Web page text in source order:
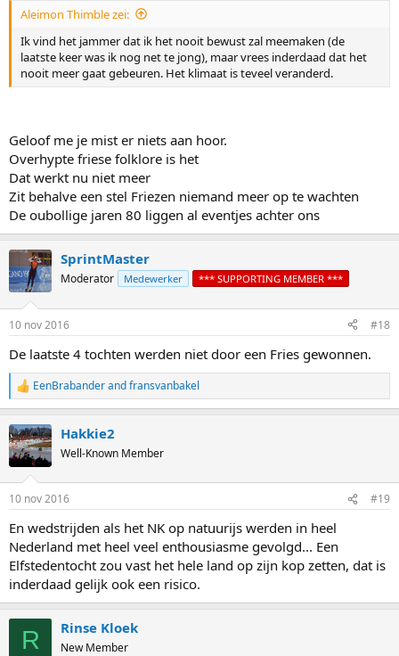
Aleimon Thimble zei:
Ik vind het jammer dat ik het nooit bewust zal meemaken (de
laatste keer was ik nog net te jong), maar vrees inderdaad dat het
nooit meer gaat gebeuren. Het klimaat is teveel veranderd.
Geloof me je mist er niets aan hoor.
Overhypte friese folklore is het
Dat werkt nu niet meer
Zit behalve een stel Friezen niemand meer op te wachten
De oubollige jaren 80 liggen al eventjes achter ons
SprintMaster
Moderator Medewerker *** SUPPORTING MEMBER ***
10 nov 2016 #18
De laatste 4 tochten werden niet door een Fries gewonnen.
R
e
c
t
i
s
EenBrabanderandfransvanbakel
Hakkie2
Well-Known Member
10 nov 2016 #19
En wedstrijden als het NK op natuurijs werden in heel
Nederland met heel veel enthousiasme gevolgd... Een
Elfstedentocht zou vast het hele land op zijn kop zetten, dat is
inderdaad gelijk ook een risico.
R Rinse Kloek
New Member